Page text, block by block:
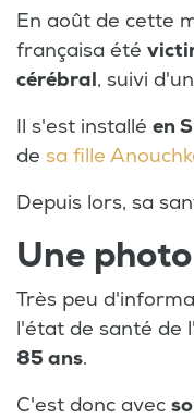
En août de cette
françaisa été
cérébral, suivi
Il s'est installé en
de sa fille
Depuis lors, sa
Une
Très peu
l'état de santé de
85 ans.
C'est donc avec